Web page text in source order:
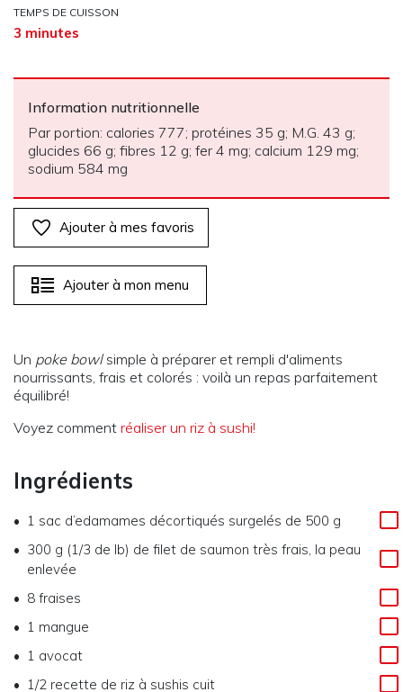
TEMPS DE CUISSON
3 minutes
Information nutritionnelle
Par portion: calories 777; protéines 35 g; M.G. 43 g;
glucides 66 g; fibres 12 g; fer 4 mg; calcium 129 mg;
sodium 584 mg
Ajouter à mes favoris
Ajouter à mon menu
Un poke bowlsimple à préparer et rempli d'aliments
nourrissants, frais et colorés : voilà un repas parfaitement
équilibré!
Voyez comment réaliser un riz à sushi!
Ingrédients
1 sac d’edamames décortiqués surgelés de 500 g
300 g (1/3 de lb) de filet de saumon très frais, la peau
enlevée
8 fraises
1 mangue
1 avocat
1/2 recette de riz à sushis cuit